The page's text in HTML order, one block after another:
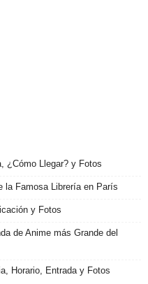
¿Cómo Llegar? y Fotos
la Famosa Librería en París
y Fotos
de Anime más Grande del
Horario, Entrada y Fotos